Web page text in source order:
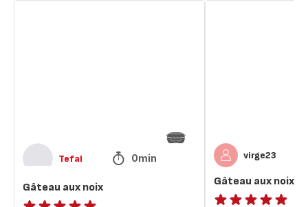
Tefal 0min
Gâteau aux noix
virge23
Gâteau aux noix